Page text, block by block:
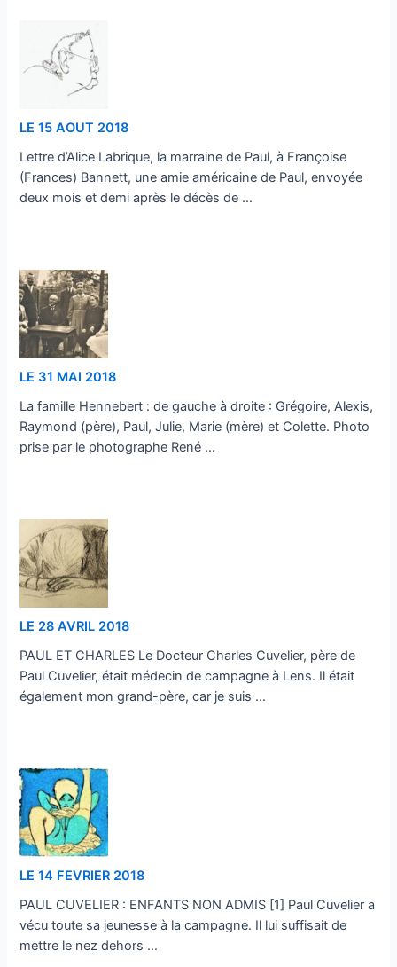
LE 15 AOUT 2018
Lettre d’Alice Labrique, la marraine de Paul, à Françoise
(Frances) Bannett, une amie américaine de Paul, envoyée
deux mois et demi après le décès de …
LE 31 MAI 2018
La famille Hennebert : de gauche à droite : Grégoire, Alexis,
Raymond (père), Paul, Julie, Marie (mère) et Colette. Photo
prise par le photographe René …
LE 28 AVRIL 2018
PAUL ET CHARLES Le Docteur Charles Cuvelier, père de
Paul Cuvelier, était médecin de campagne à Lens. Il était
également mon grand-père, car je suis …
LE 14 FEVRIER 2018
PAUL CUVELIER : ENFANTS NON ADMIS [1] Paul Cuvelier a
vécu toute sa jeunesse à la campagne. Il lui suffisait de
mettre le nez dehors …